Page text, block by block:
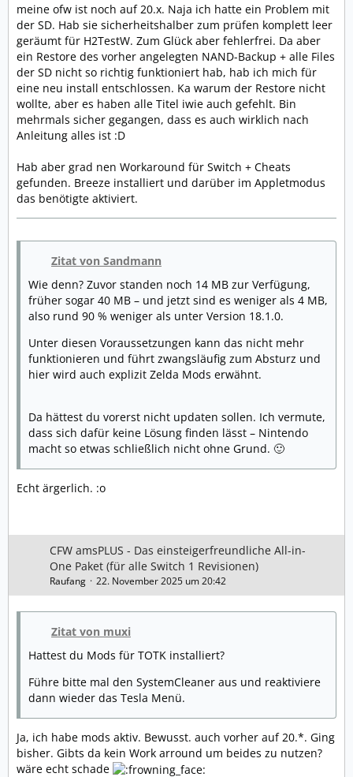
meine ofw ist noch auf 20.x. Naja ich hatte ein Problem mit
der SD. Hab sie sicherheitshalber zum prüfen komplett leer
geräumt für H2TestW. Zum Glück aber fehlerfrei. Da aber
ein Restore des vorher angelegten NAND-Backup + alle Files
der SD nicht so richtig funktioniert hab, hab ich mich für
eine neu install entschlossen. Ka warum der Restore nicht
wollte, aber es haben alle Titel iwie auch gefehlt. Bin
mehrmals sicher gegangen, dass es auch wirklich nach
Anleitung alles ist :D
Hab aber grad nen Workaround für Switch + Cheats
gefunden. Breeze installiert und darüber im Appletmodus
das benötigte aktiviert.
Zitat von Sandmann
Wie denn? Zuvor standen noch 14 MB zur Verfügung,
früher sogar 40 MB – und jetzt sind es weniger als 4 MB,
also rund 90 % weniger als unter Version 18.1.0.
Unter diesen Voraussetzungen kann das nicht mehr
funktionieren und führt zwangsläufig zum Absturz und
hier wird auch explizit Zelda Mods erwähnt.
Da hättest du vorerst nicht updaten sollen. Ich vermute,
dass sich dafür keine Lösung finden lässt – Nintendo
macht so etwas schließlich nicht ohne Grund. 🙂
Echt ärgerlich. :o
CFW amsPLUS - Das einsteigerfreundliche All-in-
One Paket (für alle Switch 1 Revisionen)
Raufang 22. November 2025 um 20:42
Zitat von muxi
Hattest du Mods für TOTK installiert?
Führe bitte mal den SystemCleaner aus und reaktiviere
dann wieder das Tesla Menü.
Ja, ich habe mods aktiv. Bewusst. auch vorher auf 20.*. Ging
bisher. Gibts da kein Work arround um beides zu nutzen?
wäre echt schade